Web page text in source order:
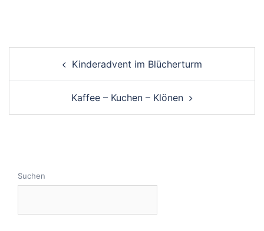
navigationKinderadvent im Blücherturm
Kaffee – Kuchen – Klönen
Suchen